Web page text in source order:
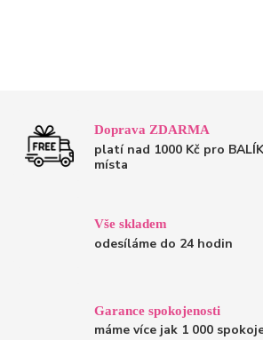
Doprava ZDARMA
platí nad 1000 Kč pro
místa
Vše skladem
odesíláme do 24 hodin
Garance spokojenosti
máme více jak 1 000